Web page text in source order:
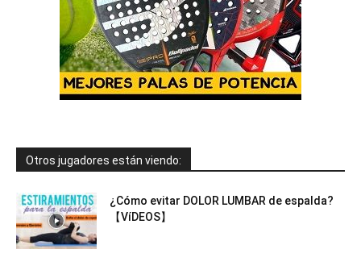
Otros jugadores están viendo:
¿Cómo evitar DOLOR LUMBAR de espalda?
【VíDEOS】